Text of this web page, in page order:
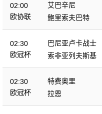
02:00
欧协联
艾巴辛尼
鲍里索夫巴特
02:30
欧冠杯
巴尼亚卢卡战士
索非亚列夫斯基
02:30
欧冠杯
特费奥里
拉恩